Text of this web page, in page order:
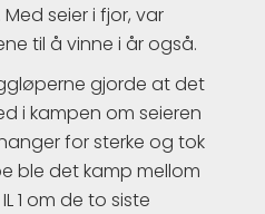
seier i fjor, var
til å vinne i år også.
gjorde at det
i kampen om seieren
for sterke og tok
ble det kamp mellom
1 om de to siste